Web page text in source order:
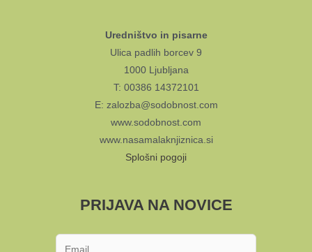
Uredništvo in pisarne
Ulica padlih borcev 9
1000 Ljubljana
T: 00386 14372101
E: zalozba@sodobnost.com
www.sodobnost.com
www.nasamalaknjiznica.si
Splošni pogoji
PRIJAVA NA NOVICE